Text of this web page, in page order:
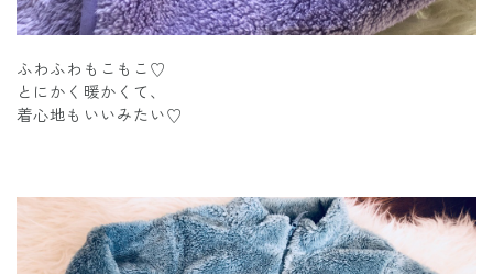
ふわふわもこもこ♡
とにかく暖かくて、
着心地もいいみたい♡